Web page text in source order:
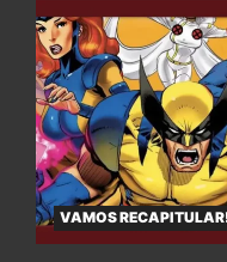
VAMOS